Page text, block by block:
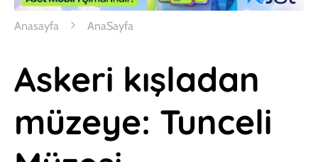
Anasayfa AnaSayfa
Askeri kışladan
müzeye: Tunceli